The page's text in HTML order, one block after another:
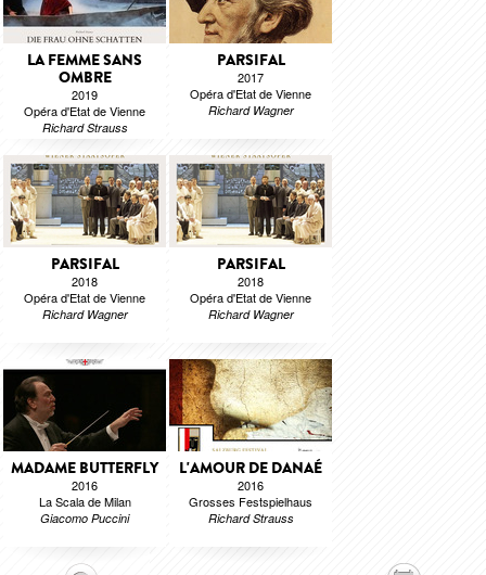
LA FEMME SANS
OMBRE
2019
Opéra d'Etat de Vienne
Richard Strauss
PARSIFAL
2017
Opéra d'Etat de Vienne
Richard Wagner
PARSIFAL
2018
Opéra d'Etat de Vienne
Richard Wagner
PARSIFAL
2018
Opéra d'Etat de Vienne
Richard Wagner
MADAME BUTTERFLY
2016
La Scala de Milan
Giacomo Puccini
L'AMOUR DE DANAÉ
2016
Grosses Festspielhaus
Richard Strauss